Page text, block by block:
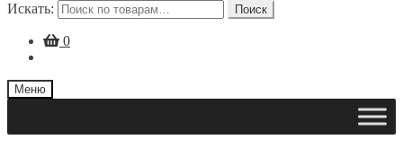
Искать:
Поиск
0
Меню